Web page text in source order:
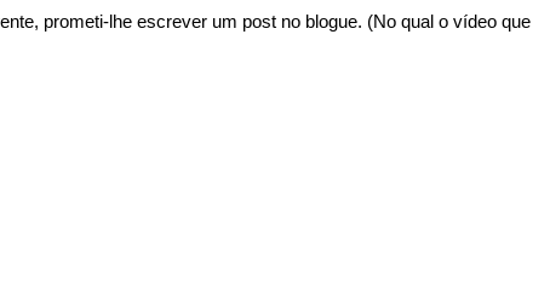
prometi-lhe escrever um post no blogue. (No qual o vídeo que